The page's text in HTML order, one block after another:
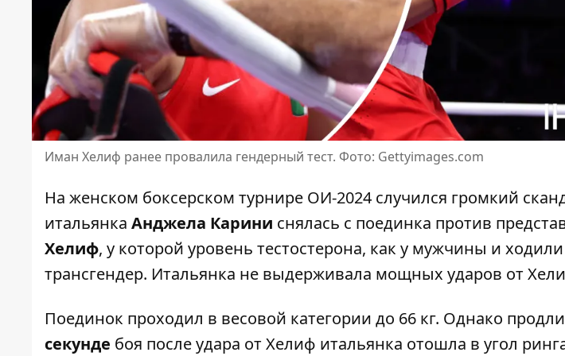
Иман Хелиф ранее провалила гендерный тест. Фото: Gettyimages.com
На женском боксерском турнире ОИ-2024 случился громкий
итальянка Анджела Карини снялась с поединка против
Хелиф, у которой уровень тестостерона, как у мужчины и
трансгендер. Итальянка не выдерживала мощных ударов от
Поединок проходил в весовой категории до 66 кг. Однако
секунде боя после удара от Хелиф итальянка отошла в угол